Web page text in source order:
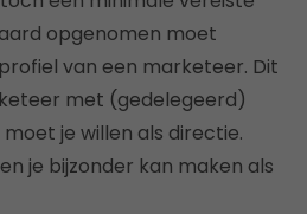
opgenomen moet
van een marketeer. Dit
met (gedelegeerd)
je willen als directie.
je bijzonder kan maken als